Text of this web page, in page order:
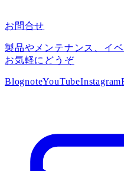
お問合せ
製品やメンテナンス、イ
お気軽にどうぞ
BlognoteYouTubeInstagram